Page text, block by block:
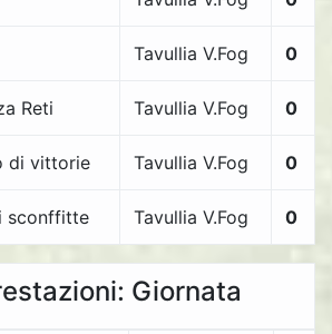
Tavullia V.Fog 0
Reti Tavullia V.Fog 0
di vittorie Tavullia V.Fog 0
sconffitte Tavullia V.Fog 0
Giornata